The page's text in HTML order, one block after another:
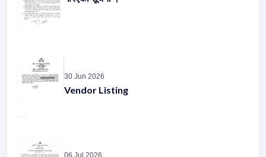
Vendor Listing